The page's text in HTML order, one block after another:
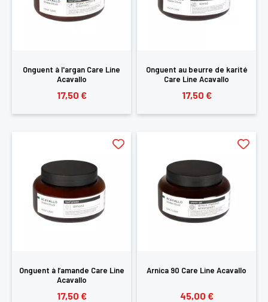
Onguent à l'argan Care Line
Acavallo
17,50 €
Onguent au beurre de karité
Care Line Acavallo
17,50 €
Onguent à l’amande Care Line
Acavallo
17,50 €
Arnica 90 Care Line Acavallo
45,00 €